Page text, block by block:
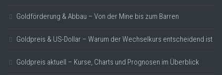
Goldförderung & Abbau – Von der Mine bis zum Barren
Goldpreis & US-Dollar – Warum der Wechselkurs entscheidend ist
Goldpreis aktuell – Kurse, Charts und Prognosen im Überblick